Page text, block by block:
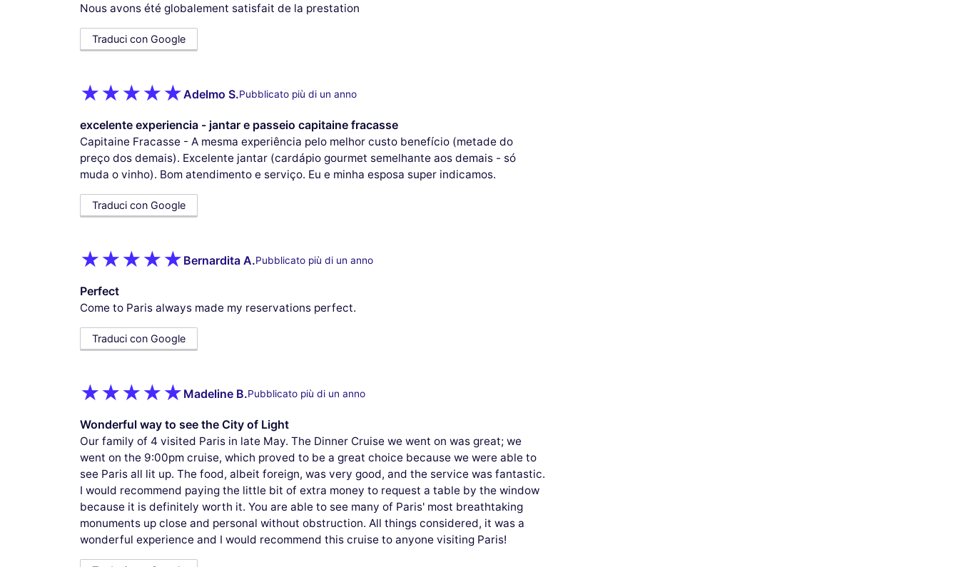
Nous avons été globalement satisfait de la prestation
Traduci con Google
Adelmo S.Pubblicato più di un anno
excelente experiencia - jantar e passeio capitaine fracasse
Capitaine Fracasse - A mesma experiência pelo melhor custo benefício (metade do
preço dos demais). Excelente jantar (cardápio gourmet semelhante aos demais - só
muda o vinho). Bom atendimento e serviço. Eu e minha esposa super indicamos.
Traduci con Google
Bernardita A.Pubblicato più di un anno
Perfect
Come to Paris always made my reservations perfect.
Traduci con Google
Madeline B.Pubblicato più di un anno
Wonderful way to see the City of Light
Our family of 4 visited Paris in late May. The Dinner Cruise we went on was great; we
went on the 9:00pm cruise, which proved to be a great choice because we were able to
see Paris all lit up. The food, albeit foreign, was very good, and the service was fantastic.
I would recommend paying the little bit of extra money to request a table by the window
because it is definitely worth it. You are able to see many of Paris' most breathtaking
monuments up close and personal without obstruction. All things considered, it was a
wonderful experience and I would recommend this cruise to anyone visiting Paris!